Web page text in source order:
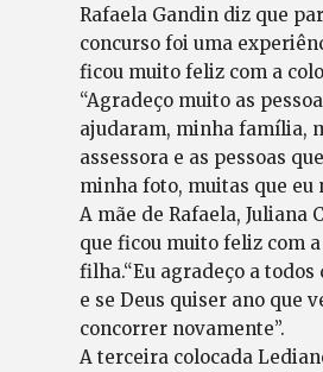
Rafaela Gandin diz que
concurso foi uma
ficou muito feliz com a
“Agradeço muito as
ajudaram, minha família,
assessora e as pessoas
minha foto, muitas que eu
A mãe de Rafaela, Juliana
que ficou muito feliz com a
filha.“Eu agradeço a todos
e se Deus quiser ano que
concorrer novamente”.
A terceira colocada